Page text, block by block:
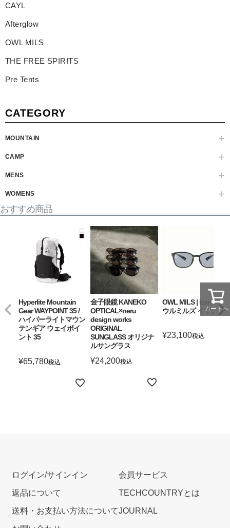
CAYL
Afterglow
OWL MILS
THE FREE SPIRITS
Pre Tents
CATEGORY
MOUNTAIN
CAMP
MENS
WOMENS
おすすめ商品
Hyperlite Mountain
Gear WAYPOINT 35 /
ハイパーライトマウン
テンギア ウェイポイ
ント 35
¥65,780税込
金子眼鏡 KANEKO
OPTICAL×neru
design works
ORIGINAL
SUNGLASS オリジナ
ルサングラス
¥24,200税込
OWL MILS | Izanagi ア
ウルミルズ イザナギ
¥23,100税込
カートへ
ログイン/サインイン
返品について
送料・お支払い方法について
会員サービス
TECHCOUNTRYとは
JOURNAL